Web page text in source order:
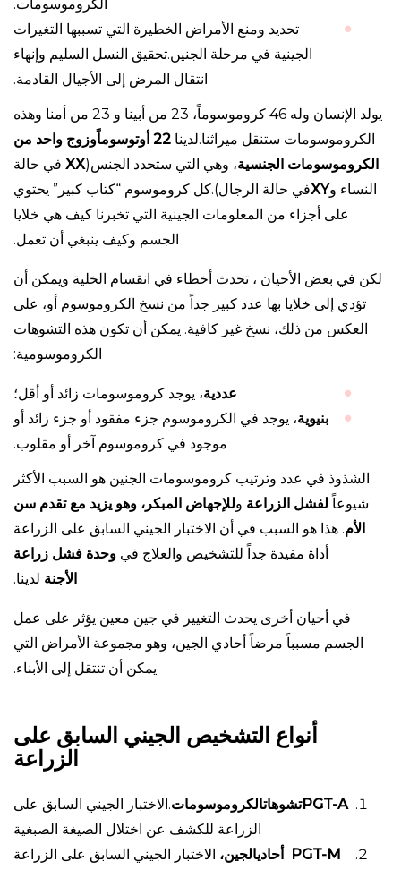
الكروموسومات.
تحديد ومنع الأمراض الخطيرة التي تسببها التغيرات
الجينية في مرحلة الجنين.تحقيق النسل السليم وإنهاء
انتقال المرض إلى الأجيال القادمة.
يولد الإنسان وله 46 كروموسوماً، 23 من أبينا و 23 من أمنا وهذه
الكروموسومات ستنقل ميراثنا.لدينا 22 أوتوسوماً
وزوج واحد من
الكروموسومات الجنسية، وهي التي ستحدد الجنس(XX في حالة
النساء وXYفي حالة الرجال).كل كروموسوم “كتاب كبير” يحتوي
على أجزاء من المعلومات الجينية التي تخبرنا كيف هي خلايا
الجسم وكيف ينبغي أن تعمل.
لكن في بعض الأحيان ، تحدث أخطاء في انقسام الخلية ويمكن أن
تؤدي إلى خلايا بها عدد كبير جداً من نسخ الكروموسوم أو، على
العكس من ذلك، نسخ غير كافية. يمكن أن تكون هذه التشوهات
الكروموسومية:
عددية، يوجد كروموسومات زائد أو أقل؛
بنيوية، يوجد في الكروموسوم جزء مفقود أو جزء زائد أو
موجود في كروموسوم آخر أو مقلوب.
الشذوذ في عدد وترتيب كروموسومات الجنين هو السبب الأكثر
شيوعاً لفشل الزراعة وللإجهاض المبكر، وهو يزيد مع تقدم سن
الأم. هذا هو السبب في أن الاختبار الجيني السابق على الزراعة
أداة مفيدة جداً للتشخيص والعلاج في وحدة فشل زراعة
الأجنة لدينا.
في أحيان أخرى يحدث التغيير في جين معين يؤثر على عمل
الجسم مسبباً مرضاً أحادي الجين، وهو مجموعة الأمراض التي
يمكن أن تنتقل إلى الأبناء.
أنواع التشخيص الجيني السابق على
الزراعة
PGT-Aتشوهاتالكروموسومات
.الاختبار الجيني السابق على
الزراعة للكشف عن اختلال الصيغة الصبغية
PGT-M أحاديالجين،
الاختبار الجيني السابق على الزراعة